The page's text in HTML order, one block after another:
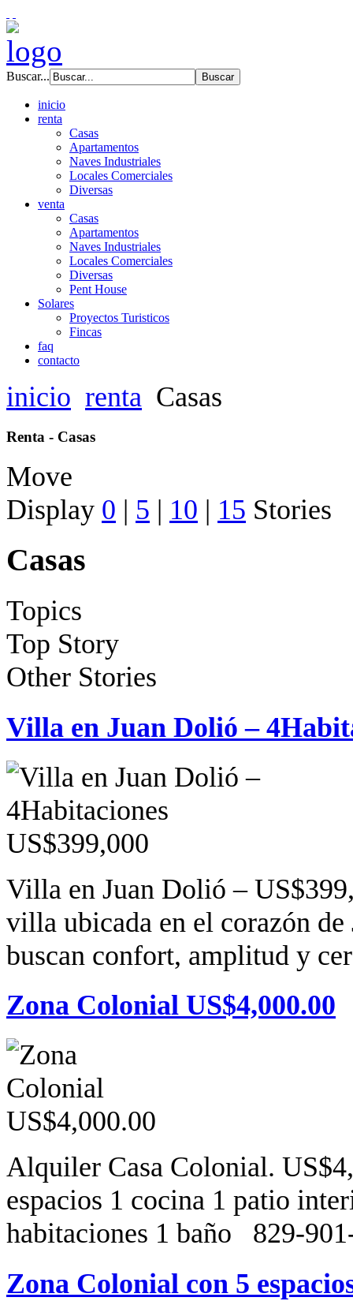
Buscar...
inicio
renta
Casas
Apartamentos
Naves Industriales
Locales Comerciales
Diversas
venta
Casas
Apartamentos
Naves Industriales
Locales Comerciales
Diversas
Pent House
Solares
Proyectos Turisticos
Fincas
faq
contacto
inicio renta Casas
Renta - Casas
Move
Display 0 | 5 | 10 | 15 Stories
Casas
Topics
Top Story
Other Stories
Villa en Juan Dolió –
Villa en Juan Dolió –
villa ubicada en el corazón
buscan confort, amplitud y
Zona Colonial US$4,000.00
Alquiler Casa Colonial.
espacios 1 cocina 1 patio
habitaciones 1 baño 829-
Zona Colonial con 5